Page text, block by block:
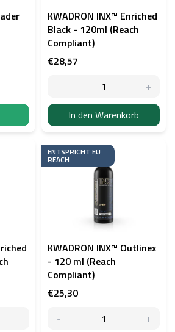
KWADRON INX™ Enriched
Black - 120ml (Reach
Compliant)
€28,57
In den Warenkorb
ENTSPRICHT EU
REACH
KWADRON INX™ Outlinex
- 120 ml (Reach
Compliant)
€25,30